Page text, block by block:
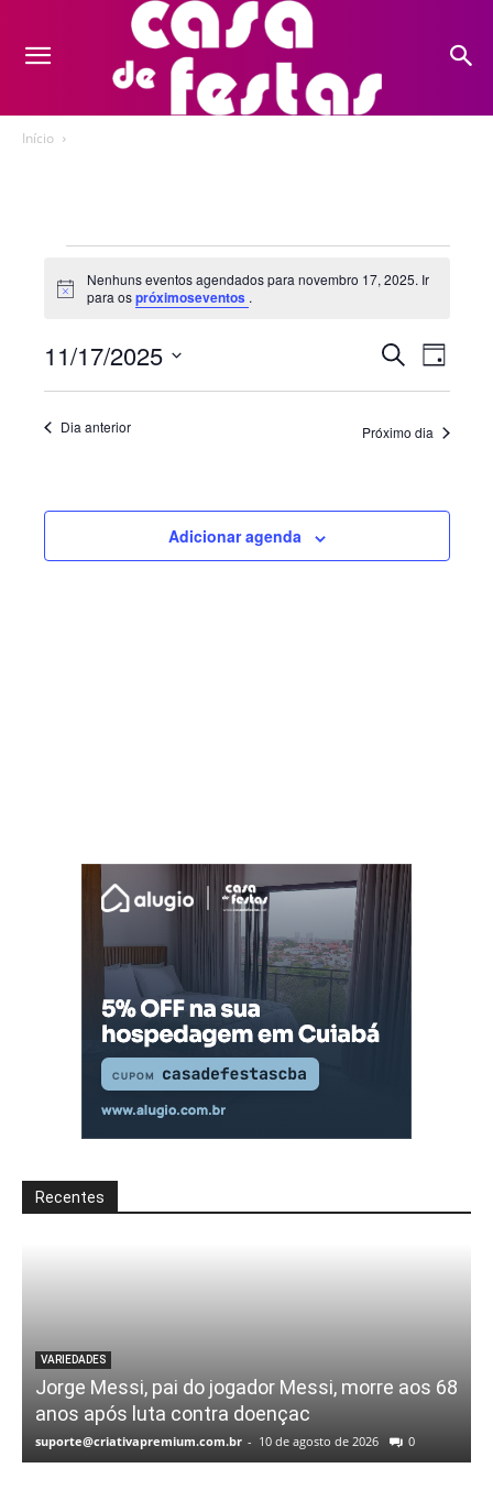
Início
Eventos
for
novembro
17,
2025
Notice
Nenhuns eventos agendados para novembro 17, 2025. Ir
para ospróximoseventos .
e
visuais
de
Procurar
do
Dia
11/17/2025
Selecione
Dia anterior Próximo dia
Adicionar agenda
Recentes
VARIEDADES
Jorge Messi, pai do jogador Messi, morre aos 68
anos após luta contra doençac
suporte@criativapremium.com.br - 10 de agosto de 2026 0